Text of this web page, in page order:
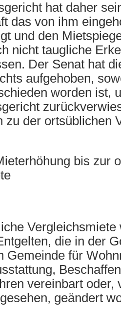
hat daher
das von ihm
und den
nicht taugliche
Der Senat hat
aufgehoben,
worden ist,
zu der ortsüblichen
bis zur
Vergleichsmiete
die in der
Gemeinde für
vereinbart oder,
geändert